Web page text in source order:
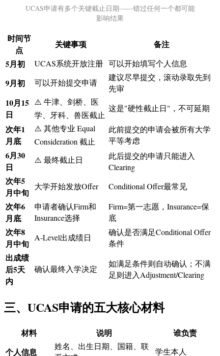
UCAS申请有多个关键截止日期——错过任何一个都可能
影响结果
时间节
点
关键事项
备注
5月初
UCAS系统开放注册 可以开始填写个人信息
9月初 可以开始提交申请
建议尽早提交，滚动录取先到
先审
10月15
日
⚠️ 牛津、剑桥、医
学、牙科、兽医截止
这是"硬性截止日"，不可延期
次年1
月底
⚠️ 其他专业 Equal
Consideration 截止
此前提交的申请会被所有大学
平等考虑
6月30
日
⚠️ 最终截止日
此后提交的申请只能进入
Clearing
次年5
月中旬
大学开始发放Offer Conditional Offer最常见
次年6
月底
申请者确认Firm和
Insurance选择
Firm=第一志愿，Insurance=保
底
次年8
月中旬
A-Level出成绩日
确认是否满足Conditional Offer
条件
出成绩
后5天
内
确认最终入学决定
如满足条件则自动确认；不满
足则进入Adjustment/Clearing
三、UCAS申请的五大核心材料
材料 说明
谁负责
个人信息
姓名、出生日期、国籍、联
学生本人